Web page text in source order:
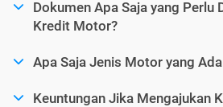
Dokumen Apa Saja yang Perlu
Kredit Motor?
Apa Saja Jenis Motor yang
Keuntungan Jika Mengajukan